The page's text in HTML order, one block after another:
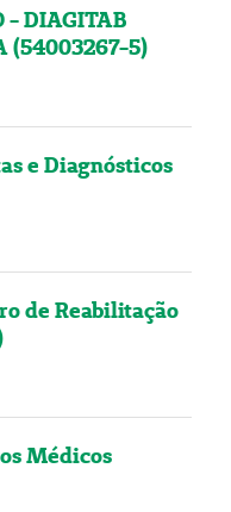
- DIAGITAB
(54003267-5)
e Diagnósticos
de Reabilitação
Médicos